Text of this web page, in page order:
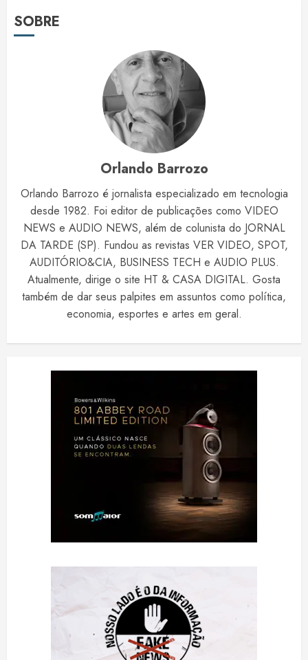
SOBRE
Orlando Barrozo
Orlando Barrozo é jornalista especializado em tecnologia
desde 1982. Foi editor de publicações como VIDEO
NEWS e AUDIO NEWS, além de colunista do JORNAL
DA TARDE (SP). Fundou as revistas VER VIDEO, SPOT,
AUDITÓRIO&CIA, BUSINESS TECH e AUDIO PLUS.
Atualmente, dirige o site HT & CASA DIGITAL. Gosta
também de dar seus palpites em assuntos como política,
economia, esportes e artes em geral.